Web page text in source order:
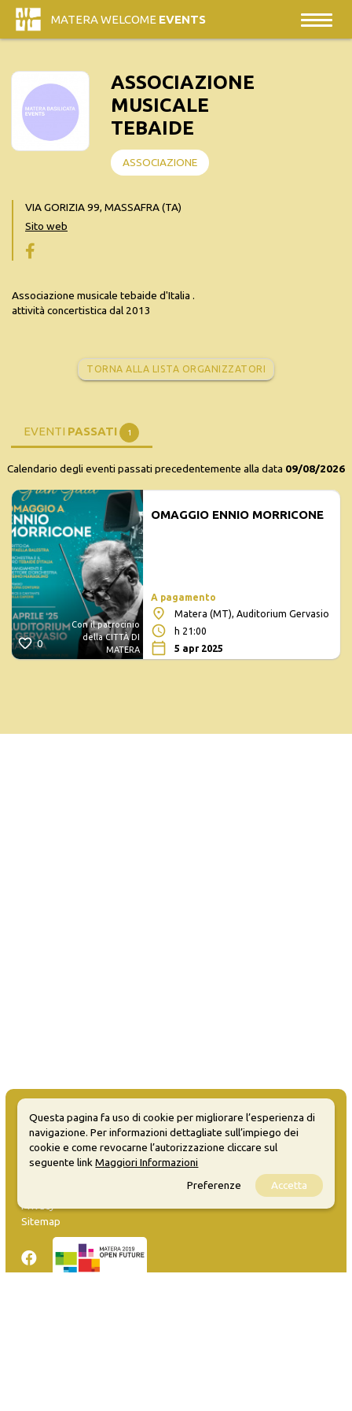
MATERA WELCOME EVENTS
ASSOCIAZIONE
MUSICALE
TEBAIDE
ASSOCIAZIONE
VIA GORIZIA 99, MASSAFRA (TA)
Sito web
Associazione musicale tebaide d'Italia .
attività concertistica dal 2013
TORNA ALLA LISTA ORGANIZZATORI
EVENTI PASSATI 1
Calendario degli eventi passati precedentemente alla data 09/08/2026
0
Con il patrocinio
della CITTÀ DI
MATERA
OMAGGIO ENNIO MORRICONE
A pagamento
Matera (MT), Auditorium Gervasio
h 21:00
5 apr 2025
MATERA WELCOME EVENTS
Privacy
Sitemap
Questa pagina fa uso di cookie per migliorare l’esperienza di
navigazione. Per informazioni dettagliate sull’impiego dei
cookie e come revocarne l’autorizzazione cliccare sul
seguente linkMaggiori Informazioni
Preferenze
Accetta